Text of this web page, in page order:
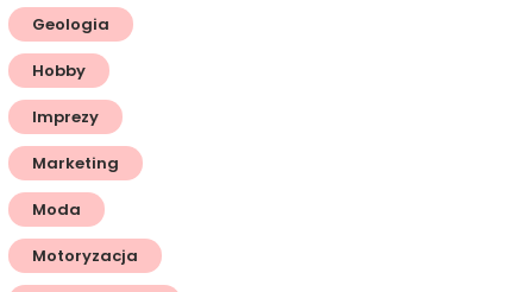
Geologia
Hobby
Imprezy
Marketing
Moda
Motoryzacja